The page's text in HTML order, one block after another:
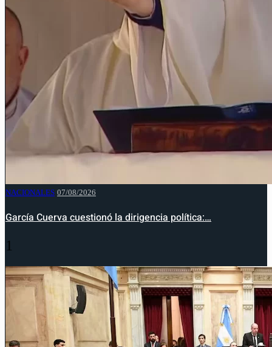
NACIONALES 07/08/2026
García Cuerva cuestionó la dirigencia política:…
1